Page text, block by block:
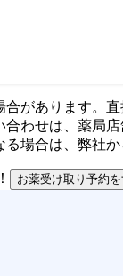
があります。直
わせは、薬局店
場合は、弊社
お薬受け取り予約